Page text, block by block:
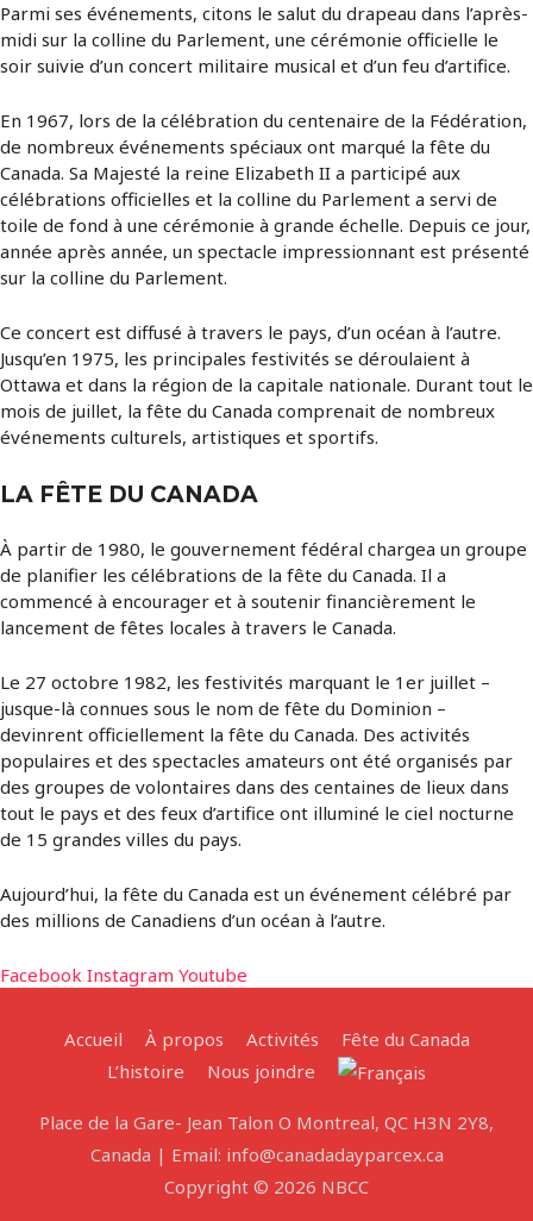
Parmi ses événements, citons le salut du drapeau dans l’après-
midi sur la colline du Parlement, une cérémonie officielle le
soir suivie d’un concert militaire musical et d’un feu d’artifice.
En 1967, lors de la célébration du centenaire de la Fédération,
de nombreux événements spéciaux ont marqué la fête du
Canada. Sa Majesté la reine Elizabeth II a participé aux
célébrations officielles et la colline du Parlement a servi de
toile de fond à une cérémonie à grande échelle. Depuis ce jour,
année après année, un spectacle impressionnant est présenté
sur la colline du Parlement.
Ce concert est diffusé à travers le pays, d’un océan à l’autre.
Jusqu’en 1975, les principales festivités se déroulaient à
Ottawa et dans la région de la capitale nationale. Durant tout le
mois de juillet, la fête du Canada comprenait de nombreux
événements culturels, artistiques et sportifs.
LA FÊTE DU CANADA
À partir de 1980, le gouvernement fédéral chargea un groupe
de planifier les célébrations de la fête du Canada. Il a
commencé à encourager et à soutenir financièrement le
lancement de fêtes locales à travers le Canada.
Le 27 octobre 1982, les festivités marquant le 1er juillet –
jusque-là connues sous le nom de fête du Dominion –
devinrent officiellement la fête du Canada. Des activités
populaires et des spectacles amateurs ont été organisés par
des groupes de volontaires dans des centaines de lieux dans
tout le pays et des feux d’artifice ont illuminé le ciel nocturne
de 15 grandes villes du pays.
Aujourd’hui, la fête du Canada est un événement célébré par
des millions de Canadiens d’un océan à l’autre.
Facebook Instagram Youtube
Accueil À propos Activités
Fête du Canada
L’histoire
Nous joindre
Place de la Gare- Jean Talon O Montreal, QC H3N 2Y8,
Canada | Email: info@canadadayparcex.ca
Copyright © 2026 NBCC